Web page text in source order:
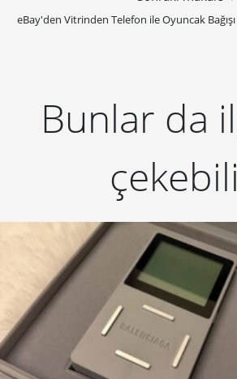
eBay'den Vitrinden Telefon ile Oyuncak Bağışı
Bunlar da